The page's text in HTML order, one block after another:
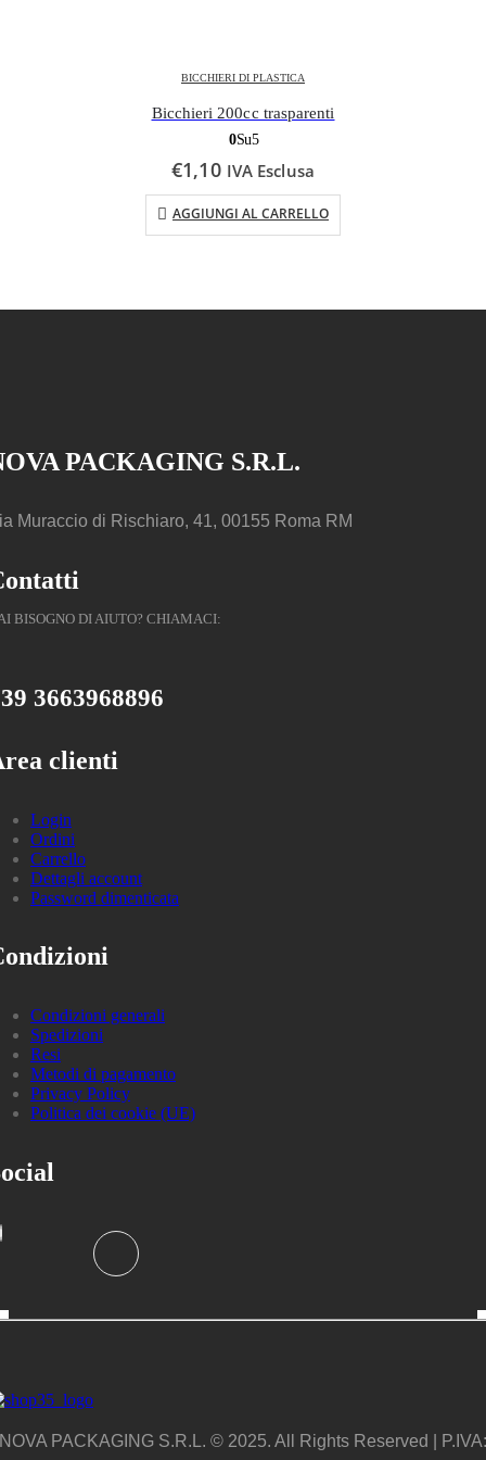
BICCHIERI DI PLASTICA
Bicchieri 200cc trasparenti
0Su 5
€1,10 IVA Esclusa
AGGIUNGI AL CARRELLO
PACKAGING S.R.L.
Muraccio di Rischiaro, 41, 00155 Roma RM
BISOGNO DI AIUTO? CHIAMACI:
3663968896
clienti
Login
Ordini
Carrello
Dettagli account
Password dimenticata
Condizioni generali
Spedizioni
Resi
Metodi di pagamento
Privacy Policy
Politica dei cookie (UE)
NOVA PACKAGING S.R.L. © 2025. All Rights Reserved | P.IVA: